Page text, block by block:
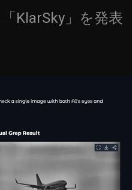
KlarSky」を発表